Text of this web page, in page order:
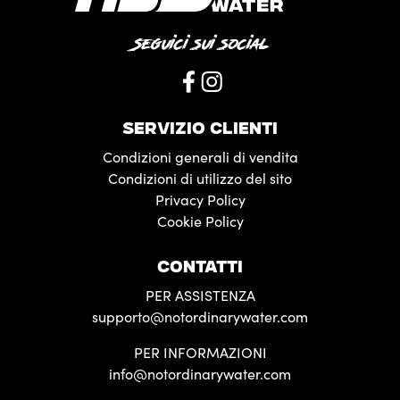
Seguici sui social
SERVIZIO CLIENTI
Condizioni generali di vendita
Condizioni di utilizzo del sito
Privacy Policy
Cookie Policy
CONTATTI
PER ASSISTENZA
supporto@notordinarywater.com
PER INFORMAZIONI
info@notordinarywater.com